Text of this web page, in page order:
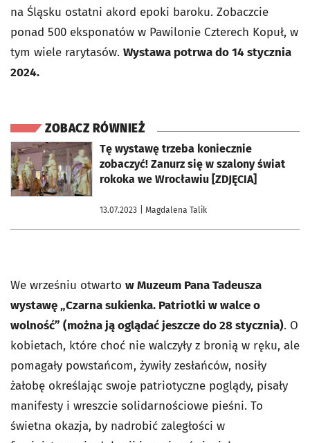
na Śląsku ostatni akord epoki baroku. Zobaczcie
ponad 500 eksponatów w Pawilonie Czterech Kopuł, w
tym wiele rarytasów. Wystawa potrwa do 14 stycznia
2024.
ZOBACZ RÓWNIEŻ
Tę wystawę trzeba koniecznie
zobaczyć! Zanurz się w szalony świat
rokoka we Wrocławiu [ZDJĘCIA]
13.07.2023 | Magdalena Talik
otworzy się w nowej karcie
We wrześniu otwarto w Muzeum Pana Tadeusza
wystawę „Czarna sukienka. Patriotki w walce o
wolność” (można ją oglądać jeszcze do 28 stycznia). O
kobietach, które choć nie walczyły z bronią w ręku, ale
pomagały powstańcom, żywiły zesłańców, nosiły
żałobę określając swoje patriotyczne poglądy, pisały
manifesty i wreszcie solidarnościowe pieśni. To
świetna okazja, by nadrobić zaległości w